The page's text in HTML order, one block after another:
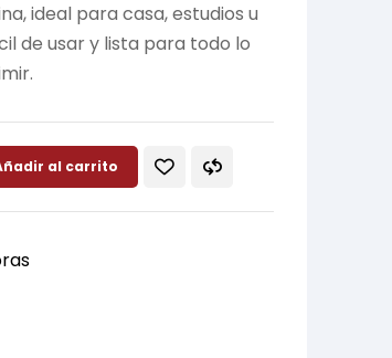
ideal para casa, estudios u
de usar y lista para todo lo
al carrito